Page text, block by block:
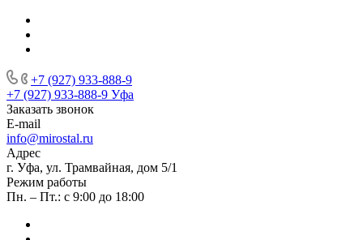
+7 (927) 933-888-9
+7 (927) 933-888-9 Уфа
Заказать звонок
E-mail
info@mirostal.ru
Адрес
г. Уфа, ул. Трамвайная, дом 5/1
Режим работы
Пн. – Пт.: с 9:00 до 18:00